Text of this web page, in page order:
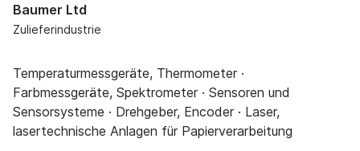
Baumer Ltd
Zulieferindustrie
Temperaturmessgeräte, Thermometer ·
Farbmessgeräte, Spektrometer · Sensoren und
Sensorsysteme · Drehgeber, Encoder · Laser,
lasertechnische Anlagen für Papierverarbeitung